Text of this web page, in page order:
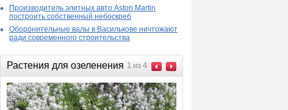
Производитель элитных авто Aston Martin
построить собственный небоскреб
Оборонительные валы в Василькове ничтожают
ради современного строительства
Растения для озеленения 1 из 4